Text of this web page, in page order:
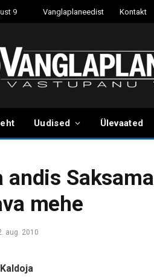
9 Vanglaplaneedist Kontakt
Uudised Ülevaated
andis
mehe
aug. 2010